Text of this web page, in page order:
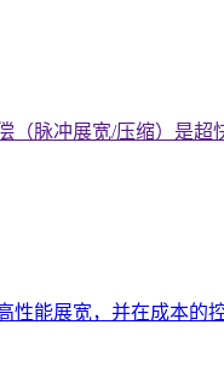
（脉冲展宽/压缩）是
性能展宽，并在成本的